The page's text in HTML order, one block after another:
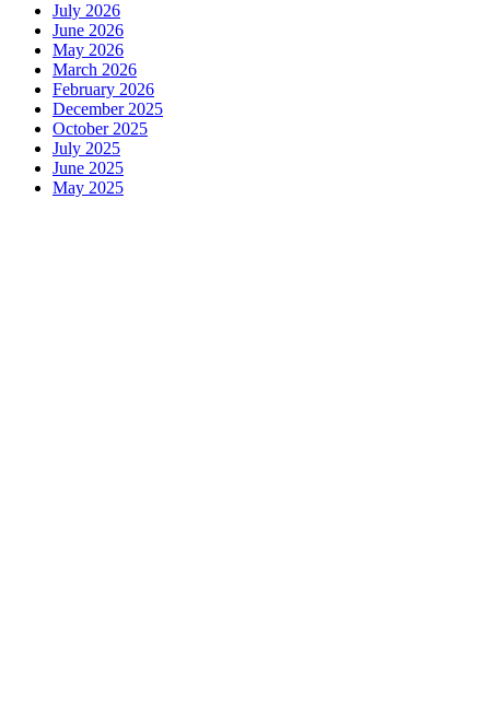
July 2026
June 2026
May 2026
March 2026
February 2026
December 2025
October 2025
July 2025
June 2025
May 2025